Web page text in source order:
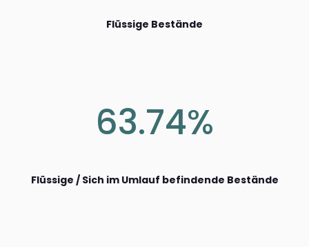
Flüssige Bestände
63.74%
Flüssige / Sich im Umlauf befindende Bestände